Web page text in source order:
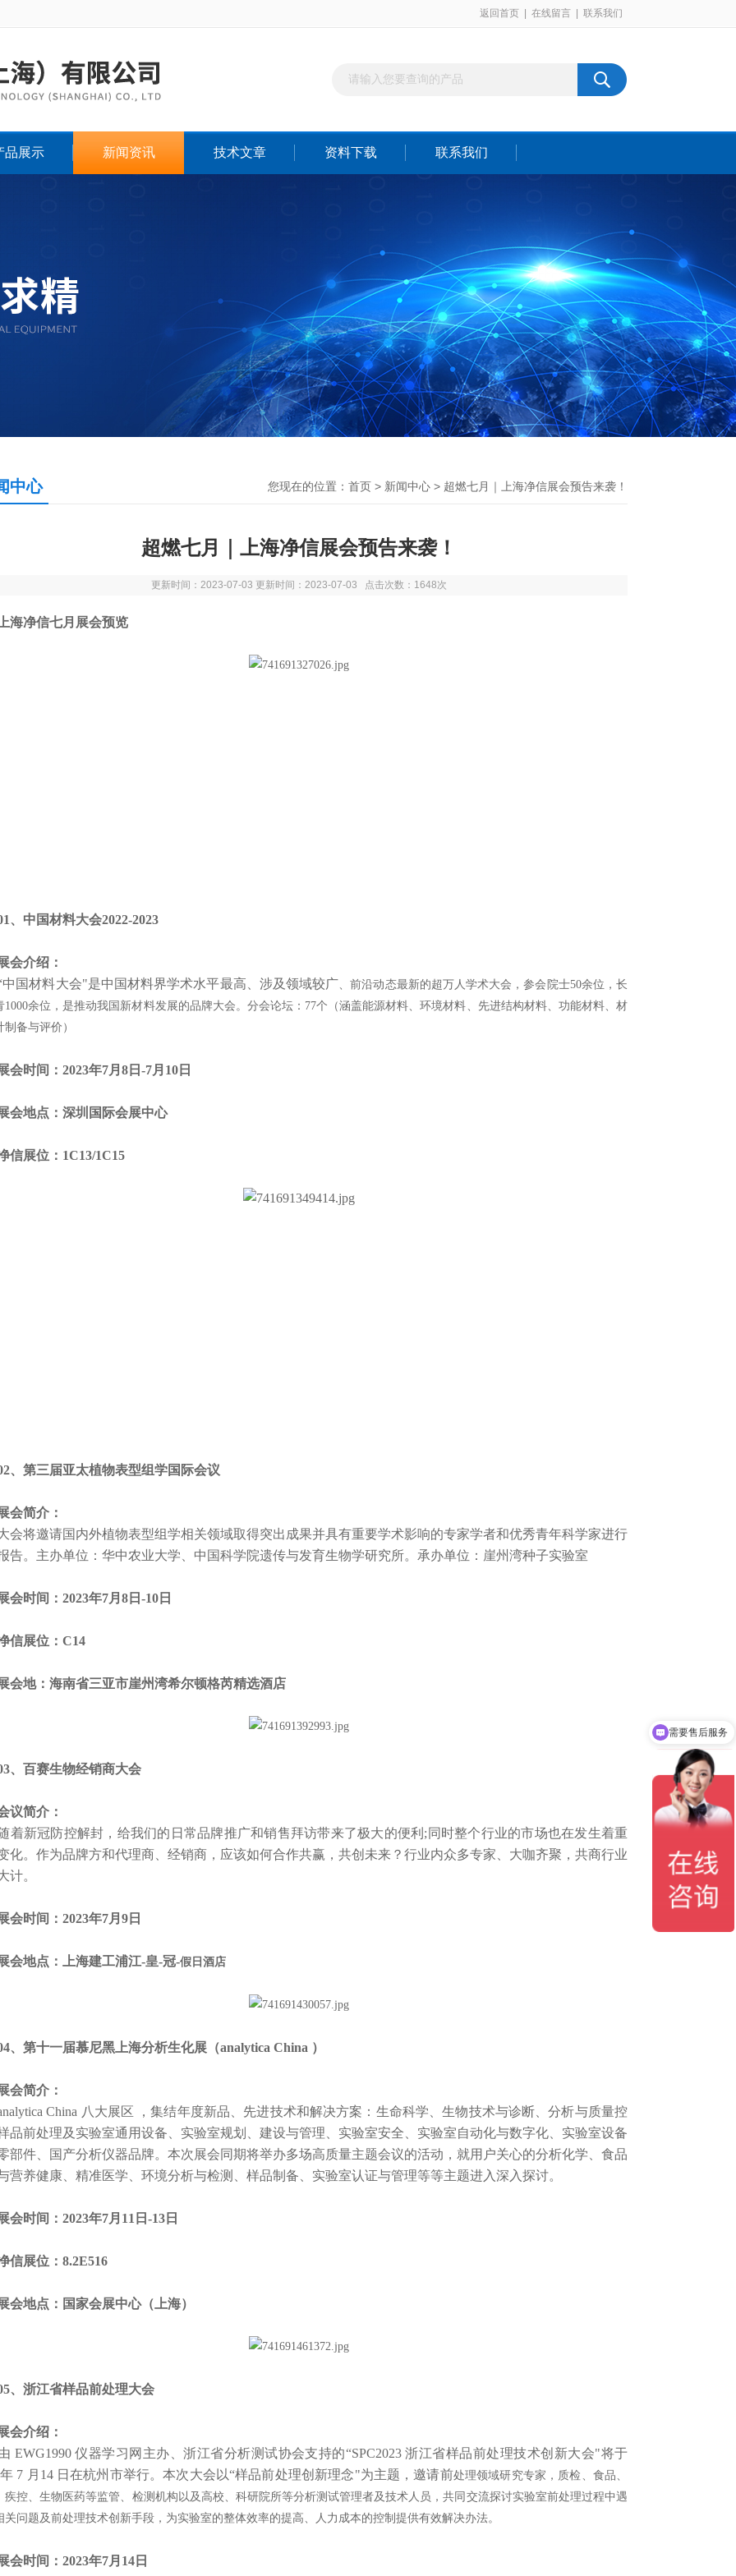
返回首页 在线留言 联系我们
品展示 新闻资讯 技术文章 资料下载 联系我们
中心 您现在的位置： 首页 > 新闻中心 > 超燃七月｜上海净信展会预告来袭！
超燃七月｜上海净信展会预告来袭！
更新时间：2023-07-03 更新时间：2023-07-03 点击次数：1648次
上海净信七月展会预览
中国材料大会2022-2023
介绍：
材料大会"是中国材料界学术水平最高、涉及领域较广、前沿动态最新的超万人学术大会，参会院士50余位，长
1000余位，是推动我国新材料发展的品牌大会。分会论坛：77个（涵盖能源材料、环境材料、先进结构材料、功能材料、材
制备与评价）
时间：2023年7月8日-7月10日
地点：深圳国际会展中心
展位：1C13/1C15
第三届亚太植物表型组学国际会议
简介：
将邀请国内外植物表型组学相关领域取得突出成果并具有重要学术影响的专家学者和优秀青年科学家进行
告。主办单位：华中农业大学、中国科学院遗传与发育生物学研究所。承办单位：崖州湾种子实验室
时间：2023年7月8日-10日
展位：C14
地： 海南省三亚市崖州湾希尔顿格芮精选酒店
百赛生物经销商大会
简介：
新冠防控解封，给我们的日常品牌推广和销售拜访带来了极大的便利;同时整个行业的市场也在发生着重
化。作为品牌方和代理商、经销商，应该如何合作共赢，共创未来？行业内众多专家、大咖齐聚，共商行业
计。
时间：2023年7月9日
地点：上海建工浦江-皇-冠-假日酒店
第十一届慕尼黑上海分析生化展（analytica China ）
简介：
China 八大展区 ，集结年度新品、先进技术和解决方案：生命科学、生物技术与诊断、分析与质量控
品前处理及实验室通用设备、实验室规划、建设与管理、实验室安全、实验室自动化与数字化、实验室设备
部件、国产分析仪器品牌。本次展会同期将举办多场高质量主题会议的活动，就用户关心的分析化学、食品
营养健康、精准医学、环境分析与检测、样品制备、实验室认证与管理等等主题进入深入探讨。
时间：2023年7月11日-13日
展位：8.2E516
地点：国家会展中心（上海）
浙江省样品前处理大会
会介绍：
仪器学习网主办、浙江省分析测试协会支持的“SPC2023 浙江省样品前处理技术创新大会"将于
年 7 月14 日在杭州市举行。本次大会以“样品前处理创新理念"为主题，邀请前处理领域研究专家，质检、食品、
疾控、生物医药等监管、检测机构以及高校、科研院所等分析测试管理者及技术人员，共同交流探讨实验室前处理过程中遇
关问题及前处理技术创新手段，为实验室的整体效率的提高、人力成本的控制提供有效解决办法。
时间： 2023年7月14日